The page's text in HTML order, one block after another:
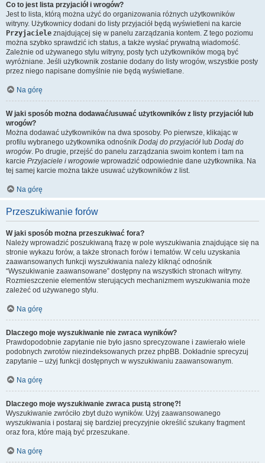
Co to jest lista przyjaciół i wrogów?
Jest to lista, którą można użyć do organizowania różnych użytkowników
witryny. Użytkownicy dodani do listy przyjaciół będą wyświetleni na karcie
Przyjaciele znajdującej się w panelu zarządzania kontem. Z tego poziomu
można szybko sprawdzić ich status, a także wysłać prywatną wiadomość.
Zależnie od używanego stylu witryny, posty tych użytkowników mogą być
wyróżniane. Jeśli użytkownik zostanie dodany do listy wrogów, wszystkie posty
przez niego napisane domyślnie nie będą wyświetlane.
Na górę
W jaki sposób można dodawać/usuwać użytkowników z listy przyjaciół lub
wrogów?
Można dodawać użytkowników na dwa sposoby. Po pierwsze, klikając w
profilu wybranego użytkownika odnośnik Dodaj do przyjaciół lub Dodaj do
wrogów. Po drugie, przejść do panelu zarządzania swoim kontem i tam na
karcie Przyjaciele i wrogowie wprowadzić odpowiednie dane użytkownika. Na
tej samej karcie można także usuwać użytkowników z list.
Na górę
Przeszukiwanie forów
W jaki sposób można przeszukiwać fora?
Należy wprowadzić poszukiwaną frazę w pole wyszukiwania znajdujące się na
stronie wykazu forów, a także stronach forów i tematów. W celu uzyskania
zaawansowanych funkcji wyszukiwania należy kliknąć odnośnik
“Wyszukiwanie zaawansowane” dostępny na wszystkich stronach witryny.
Rozmieszczenie elementów sterujących mechanizmem wyszukiwania może
zależeć od używanego stylu.
Na górę
Dlaczego moje wyszukiwanie nie zwraca wyników?
Prawdopodobnie zapytanie nie było jasno sprecyzowane i zawierało wiele
podobnych zwrotów niezindeksowanych przez phpBB. Dokładnie sprecyzuj
zapytanie – użyj funkcji dostępnych w wyszukiwaniu zaawansowanym.
Na górę
Dlaczego moje wyszukiwanie zwraca pustą stronę?!
Wyszukiwanie zwróciło zbyt dużo wyników. Użyj zaawansowanego
wyszukiwania i postaraj się bardziej precyzyjnie określić szukany fragment
oraz fora, które mają być przeszukane.
Na górę